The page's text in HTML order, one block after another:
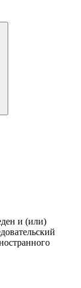
и (или)